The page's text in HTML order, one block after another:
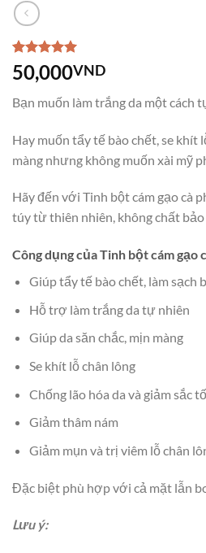
5.00 trên 5
dựa trên
1
50,000VND
Bạn muốn làm trắng da một cách
Hay muốn tẩy tế bào chết, se khít
màng nhưng không muốn xài mỹ
Hãy đến với Tinh bột cám gạo cà
túy từ thiên nhiên, không chất bảo
Công dụng của Tinh bột cám gạo
Giúp tẩy tế bào chết, làm sạch
Hỗ trợ làm trắng da tự nhiên
Giúp da săn chắc, mịn màng
Se khít lỗ chân lông
Chống lão hóa da và giảm sắc
Giảm thâm nám
Giảm mụn và trị viêm lỗ chân
Đặc biệt phù hợp với cả mặt lẫn
Lưu ý: